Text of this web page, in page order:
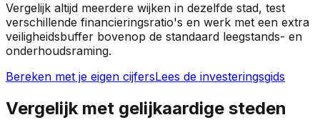
Vergelijk altijd meerdere wijken in dezelfde stad, test
verschillende financieringsratio's en werk met een extra
veiligheidsbuffer bovenop de standaard leegstands- en
onderhoudsraming.
Bereken met je eigen cijfersLees de investeringsgids
Vergelijk met gelijkaardige steden